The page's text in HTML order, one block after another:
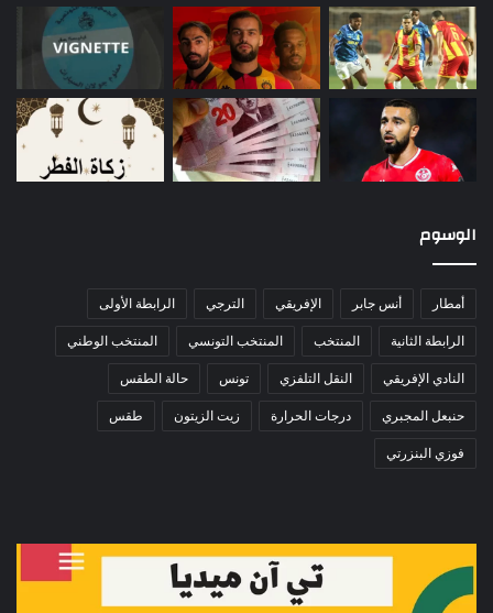
الوسوم
أمطار أنس جابر الإفريقي الترجي الرابطة الأولى
الرابطة الثانية المنتخب المنتخب التونسي المنتخب الوطني
النادي الإفريقي النقل التلفزي تونس حالة الطقس
حنبعل المجبري درجات الحرارة زيت الزيتون طقس
فوزي البنزرتي